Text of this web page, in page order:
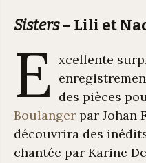
Sisters– Lili et
E xcellente
des pièces
Boulanger par Johan
découvrira des
chantée par Karine